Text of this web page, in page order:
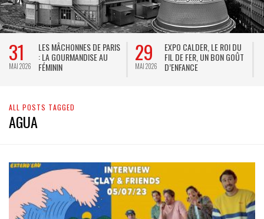
31
MAI 2026
LES MÂCHONNES DE PARIS
: LA GOURMANDISE AU
FÉMININ
29
MAI 2026
EXPO CALDER, LE ROI DU
FIL DE FER, UN BON GOÛT
D’ENFANCE
ALL POSTS TAGGED
AGUA